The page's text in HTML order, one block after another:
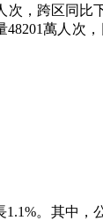
次，跨区同比
萬人次
。其中，